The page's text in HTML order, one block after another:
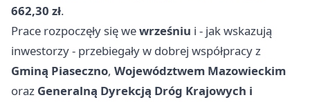
662,30 zł.
Prace rozpoczęły się wewrześniu i - jak wskazują
inwestorzy - przebiegały w dobrej współpracy z
Gminą Piaseczno, Województwem Mazowieckim
oraz Generalną Dyrekcją Dróg Krajowych i